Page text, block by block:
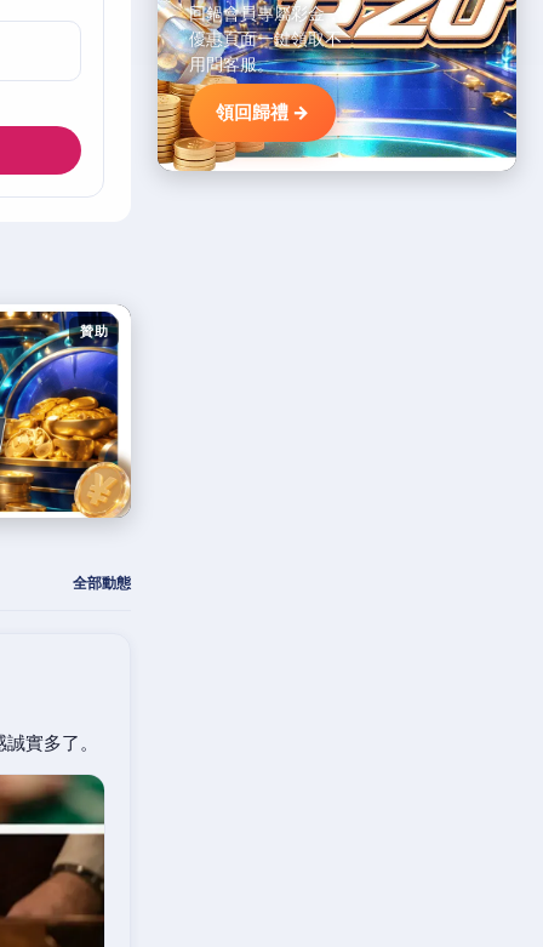
贊助
全部動態
實多了。
回鍋會員專屬彩金，
優惠頁面一鍵領取不
用問客服。
領回歸禮 →